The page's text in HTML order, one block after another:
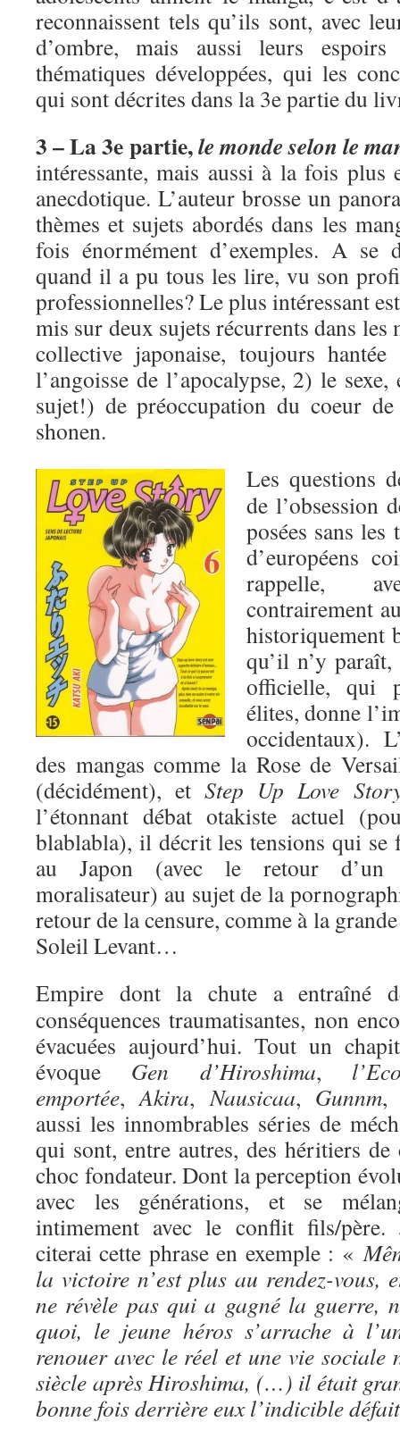
reconnaissent tels qu’ils sont, avec
d’ombre, mais aussi leurs
thématiques développées, qui les
qui sont décrites dans la 3e partie du
3 – La 3e partie,le monde selon le
intéressante, mais aussi à la fois plus
anecdotique. L’auteur brosse un
thèmes et sujets abordés dans les
fois énormément d’exemples. A se
quand il a pu tous les lire, vu son
professionnelles? Le plus intéressant
mis sur deux sujets récurrents dans les
collective japonaise, toujours
l’angoisse de l’apocalypse, 2) le
sujet!) de préoccupation du coeur
shonen.
Les questions
de l’obsession
posées sans
d’européens
rappelle,
contrairement
historiquement
qu’il n’y
officielle, qui
élites, donne
occidentaux).
des mangas comme la Rose de
(décidément), etStep Up Love
l’étonnant débat otakiste actuel
blablabla), il décrit les tensions qui
au Japon (avec le retour d’un
moralisateur) au sujet de la
retour de la censure, comme à la
Soleil Levant…
Empire dont la chute a entraîné
conséquences traumatisantes, non
évacuées aujourd’hui. Tout un
évoque Gen d’Hiroshima,
emportée,Akira,Nausicaa, Gunnm,
aussi les innombrables séries de
qui sont, entre autres, des héritiers de
choc fondateur. Dont la perception
avec les générations, et se
intimement avec le conflit fils/père.
citerai cette phrase en exemple : «
la victoire n’est plus au rendez-vous,
ne révèle pas qui a gagné la guerre,
quoi, le jeune héros s’arrache à
renouer avec le réel et une vie sociale
siècle après Hiroshima, (…) il était
bonne fois derrière eux l’indicible